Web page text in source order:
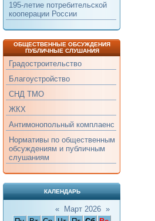
195-летие потребительской
кооперации России
ОБЩЕСТВЕННЫЕ ОБСУЖДЕНИЯ
ПУБЛИЧНЫЕ СЛУШАНИЯ
Градостроительство
Благоустройство
СНД ТМО
ЖКХ
Антимонопольный комплаенс
Нормативы по общественным
обсуждениям и публичным
слушаниям
КАЛЕНДАРЬ
« Март 2026 »